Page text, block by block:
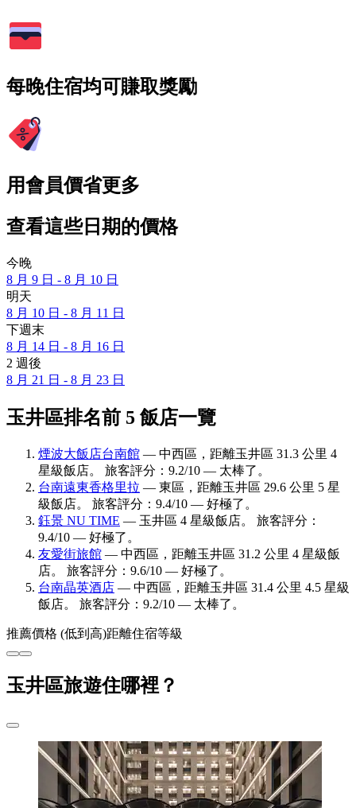
每晚住宿均可賺取獎勵
用會員價省更多
查看這些日期的價格
今晚
8 月 9 日 - 8 月 10 日
明天
8 月 10 日 - 8 月 11 日
下週末
8 月 14 日 - 8 月 16 日
2 週後
8 月 21 日 - 8 月 23 日
玉井區排名前 5 飯店一覽
煙波大飯店台南館 — 中西區，距離玉井區 31.3 公里 4
星級飯店。 旅客評分：9.2/10 — 太棒了。
台南遠東香格里拉 — 東區，距離玉井區 29.6 公里 5 星
級飯店。 旅客評分：9.4/10 — 好極了。
鈺景 NU TIME — 玉井區 4 星級飯店。 旅客評分：
9.4/10 — 好極了。
友愛街旅館 — 中西區，距離玉井區 31.2 公里 4 星級飯
店。 旅客評分：9.6/10 — 好極了。
台南晶英酒店 — 中西區，距離玉井區 31.4 公里 4.5 星級
飯店。 旅客評分：9.2/10 — 太棒了。
推薦價格 (低到高)距離住宿等級
玉井區旅遊住哪裡？